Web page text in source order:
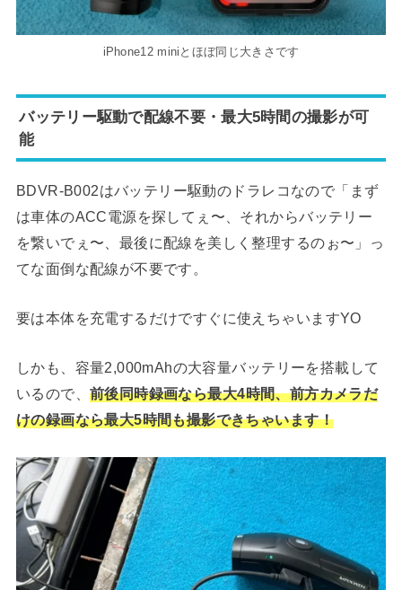
iPhone12 miniとほぼ同じ大きさです
バッテリー駆動で配線不要・最大5時間の撮影が可
能
BDVR-B002はバッテリー駆動のドラレコなので「まず
は車体のACC電源を探してぇ〜、それからバッテリー
を繋いでぇ〜、最後に配線を美しく整理するのぉ〜」っ
てな面倒な配線が不要です。
要は本体を充電するだけですぐに使えちゃいますYO
しかも、容量2,000mAhの大容量バッテリーを搭載して
いるので、 前後同時録画なら最大4時間、前方カメラだ
けの録画なら最大5時間も撮影できちゃいます！